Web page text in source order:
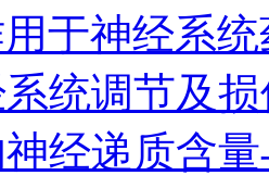
于神经系统
统调节及
经递质含